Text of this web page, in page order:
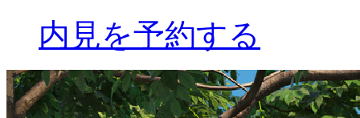
内見を予約する